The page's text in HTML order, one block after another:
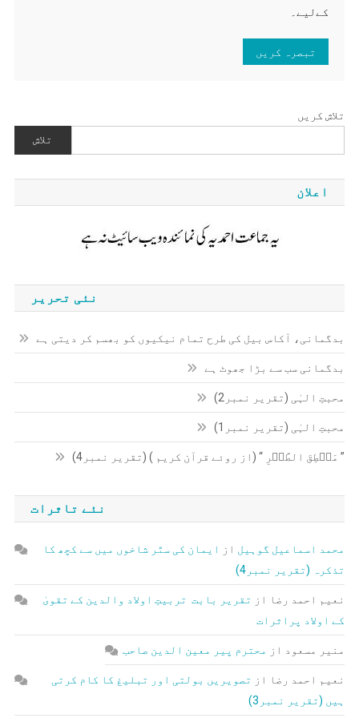
کےلیے۔
تلاش کریں
تلاش
اعلان
نئی تحریر
بدگمانی، آکاس بیل کی طرح تمام نیکیوں کو بھسم کر دیتی ہے
بدگمانی سب سے بڑا جھوٹ ہے
محبتِ الہٰی (تقریر نمبر2)
محبتِ الہٰی (تقریر نمبر1)
” مَنۡطِقَ الطَّیۡرِ “ (از روئے قرآن کریم ) (تقریر نمبر4)
نئے تاثرات
محمد اسماعیل گوہیل از
ایمان کی ستّر شاخوں میں سے کچھ کا
تذکرہ (تقریر نمبر4)
نعیم احمد رضا از تقریر بابت تربیتِ اولاد والدین کے تقویٰ
کے اولاد پراثرات
منیر مسعود از محترم پیر معین الدین صاحب
نعیم احمد رضا از تصویریں بولتی اور تبلیغ کا کام کرتی
ہیں (تقریر نمبر3)